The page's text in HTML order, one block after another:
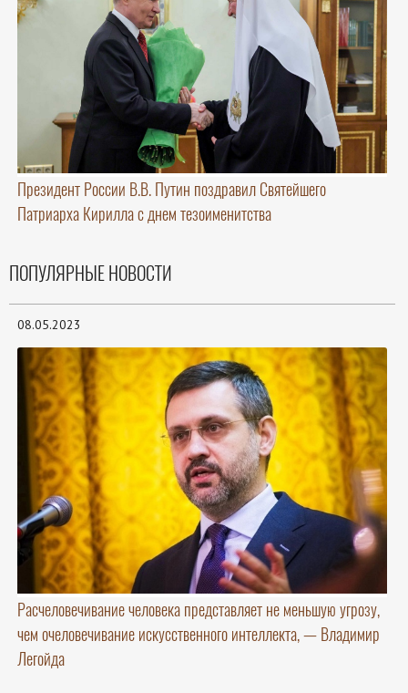
Президент России В.В. Путин поздравил Святейшего
Патриарха Кирилла с днем тезоименитства
ПОПУЛЯРНЫЕ НОВОСТИ
08.05.2023
Расчеловечивание человека представляет не меньшую угрозу,
чем очеловечивание искусственного интеллекта, — Владимир
Легойда